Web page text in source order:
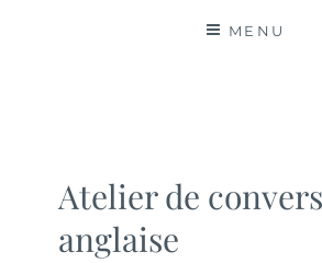
MENU
Atelier de
anglaise